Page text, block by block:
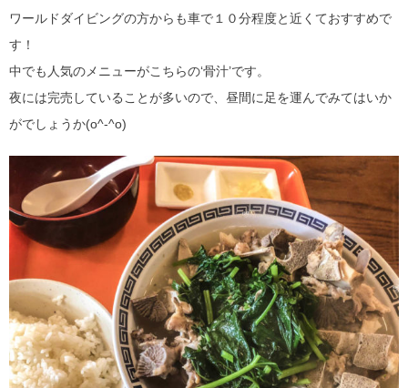
ワールドダイビングの方からも車で１０分程度と近くておすすめで
す！
中でも人気のメニューがこちらの‘骨汁’です。
夜には完売していることが多いので、昼間に足を運んでみてはいか
がでしょうか(o^-^o)